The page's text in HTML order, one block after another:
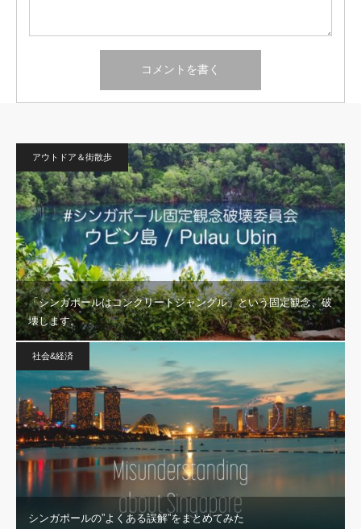
アウトドア＆街散歩
「シンガポールはコンクリートジャングル」という固定観念、破
壊します。
社会&経済
シンガポールの”よくある誤解”をまとめてみた